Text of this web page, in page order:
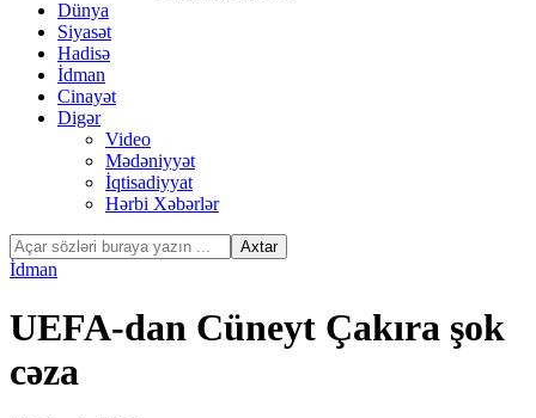
Dünya
Siyasət
Hadisə
İdman
Cinayət
Digər
Video
Mədəniyyət
İqtisadiyyat
Hərbi Xəbərlər
İdman
UEFA-dan Cüneyt Çakıra şok
cəza